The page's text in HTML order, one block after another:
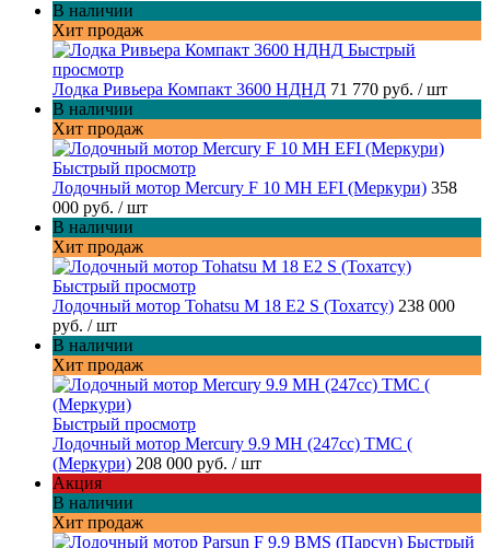
В наличии
Хит продаж
Быстрый
просмотр
Лодка Ривьера Компакт 3600 НДНД 71 770 руб. / шт
В наличии
Хит продаж
Быстрый просмотр
Лодочный мотор Mercury F 10 MH EFI (Меркури) 358
000 руб. / шт
В наличии
Хит продаж
Быстрый просмотр
Лодочный мотор Tohatsu M 18 E2 S (Тохатсу) 238 000
руб. / шт
В наличии
Хит продаж
Быстрый просмотр
Лодочный мотор Mercury 9.9 МН (247cc) TMC (
(Меркури) 208 000 руб. / шт
Акция
В наличии
Хит продаж
Быстрый